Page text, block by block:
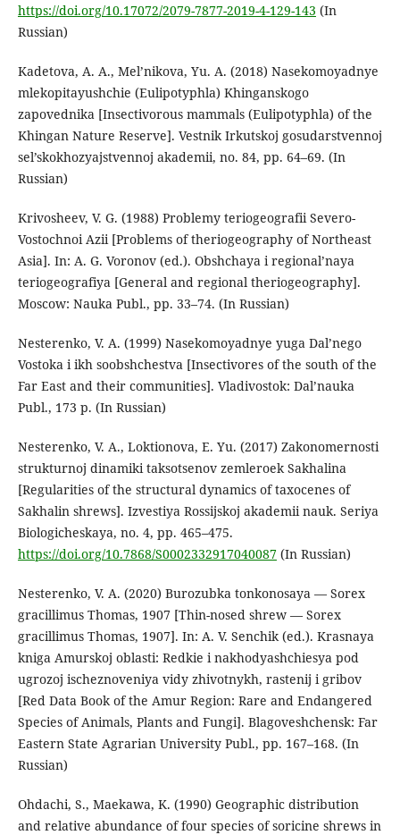
https://doi.org/10.17072/2079-7877-2019-4-129-143 (In
Russian)
Kadetova, A. A., Mel’nikova, Yu. A. (2018) Nasekomoyadnye
mlekopitayushchie (Eulipotyphla) Khinganskogo
zapovednika [Insectivorous mammals (Eulipotyphla) of the
Khingan Nature Reserve]. Vestnik Irkutskoj gosudarstvennoj
sel’skokhozyajstvennoj akademii, no. 84, pp. 64–69. (In
Russian)
Krivosheev, V. G. (1988) Problemy teriogeografii Severo-
Vostochnoi Azii [Problems of theriogeography of Northeast
Asia]. In: A. G. Voronov (ed.). Obshchaya i regional’naya
teriogeografiya [General and regional theriogeography].
Moscow: Nauka Publ., pp. 33–74. (In Russian)
Nesterenko, V. A. (1999) Nasekomoyadnye yuga Dal’nego
Vostoka i ikh soobshchestva [Insectivores of the south of the
Far East and their communities]. Vladivostok: Dal’nauka
Publ., 173 p. (In Russian)
Nesterenko, V. A., Loktionova, E. Yu. (2017) Zakonomernosti
strukturnoj dinamiki taksotsenov zemleroek Sakhalina
[Regularities of the structural dynamics of taxocenes of
Sakhalin shrews]. Izvestiya Rossijskoj akademii nauk. Seriya
Biologicheskaya, no. 4, pp. 465–475.
https://doi.org/10.7868/S0002332917040087(In Russian)
Nesterenko, V. A. (2020) Burozubka tonkonosaya — Sorex
gracillimus Thomas, 1907 [Thin-nosed shrew — Sorex
gracillimus Thomas, 1907]. In: A. V. Senchik (ed.). Krasnaya
kniga Amurskoj oblasti: Redkie i nakhodyashchiesya pod
ugrozoj ischeznoveniya vidy zhivotnykh, rastenij i gribov
[Red Data Book of the Amur Region: Rare and Endangered
Species of Animals, Plants and Fungi]. Blagoveshchensk: Far
Eastern State Agrarian University Publ., pp. 167–168. (In
Russian)
Ohdachi, S., Maekawa, K. (1990) Geographic distribution
and relative abundance of four species of soricine shrews in